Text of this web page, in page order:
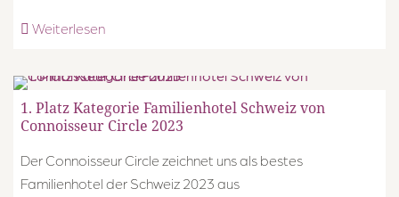
Weiterlesen
1. Platz Kategorie Familienhotel Schweiz von
Connoisseur Circle 2023
Der Connoisseur Circle zeichnet uns als bestes
Familienhotel der Schweiz 2023 aus